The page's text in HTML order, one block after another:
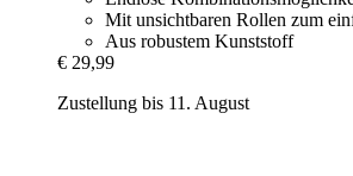
Mit unsichtbaren Rollen zum
Aus robustem Kunststoff
€ 29,99
Zustellung bis 11. August